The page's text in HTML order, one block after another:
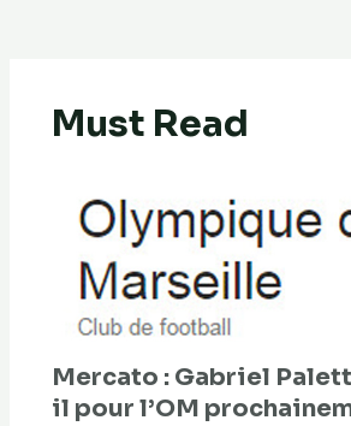
Must Read
Mercato : Gabriel
il pour l’OM